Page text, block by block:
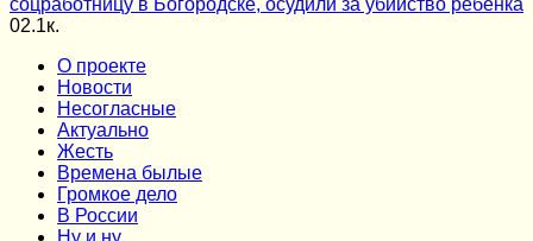
02.1к.
О проекте
Новости
Несогласные
Актуально
Жесть
Времена былые
Громкое дело
В России
Ну и ну